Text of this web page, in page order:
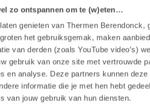
zo ontspannen om te (w)eten…
genieten van Thermen Berendonck,
het gebruiksgemak, maken
van derden (zoals YouTube video’s)
gebruik van onze site met vertrouwde
en analyse. Deze partners kunnen deze
informatie die je met hen hebt
van jouw gebruik van hun diensten.
kopen & reserveren